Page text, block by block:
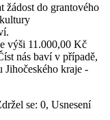
žádost do grantového
výši 11.000,00 Kč
nás baví v případě,
Jihočeského kraje -
se: 0, Usnesení